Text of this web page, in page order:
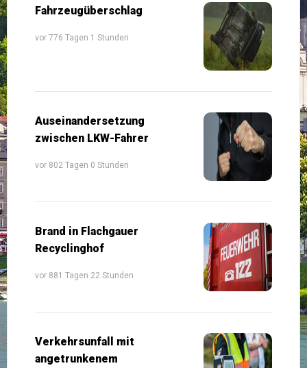
Fahrzeugüberschlag
vor 776 Tagen 1 Stunden
Auseinandersetzung
zwischen LKW-Fahrer
vor 802 Tagen 0 Stunden
Brand in Flachgauer
Recyclinghof
vor 881 Tagen 22 Stunden
Verkehrsunfall mit
angetrunkenem